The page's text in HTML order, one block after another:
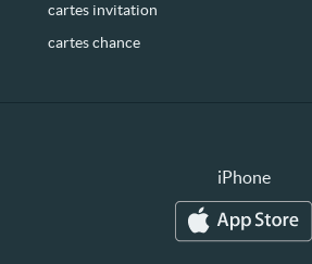
cartes invitation
cartes chance
iPhone